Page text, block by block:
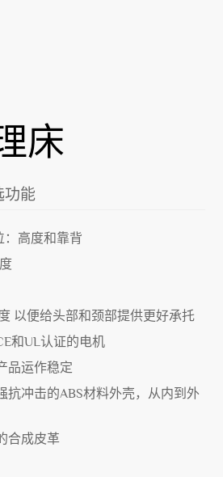
床
功能
：高度和靠背
以便给头部和颈部提供更好承托
和UL认证的电机
品运作稳定
抗冲击的ABS材料外壳，从内到外
合成皮革